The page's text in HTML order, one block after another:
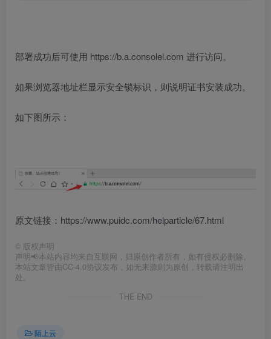
部署成功后可使用 https://b.a.consolel.com 进行访问。
如果浏览器地址栏显示安全锁标识，则说明证书安装成功。
如下图所示：
原文链接：https://www.puidc.com/helparticle/67.html
© 版权声明
声明📢本站内容均来自互联网，归原创作者所有，如有侵权必删除。
本站文章皆由CC-4.0协议发布，如无来源则为原创，转载请注明出
处。
THE END
陌上云